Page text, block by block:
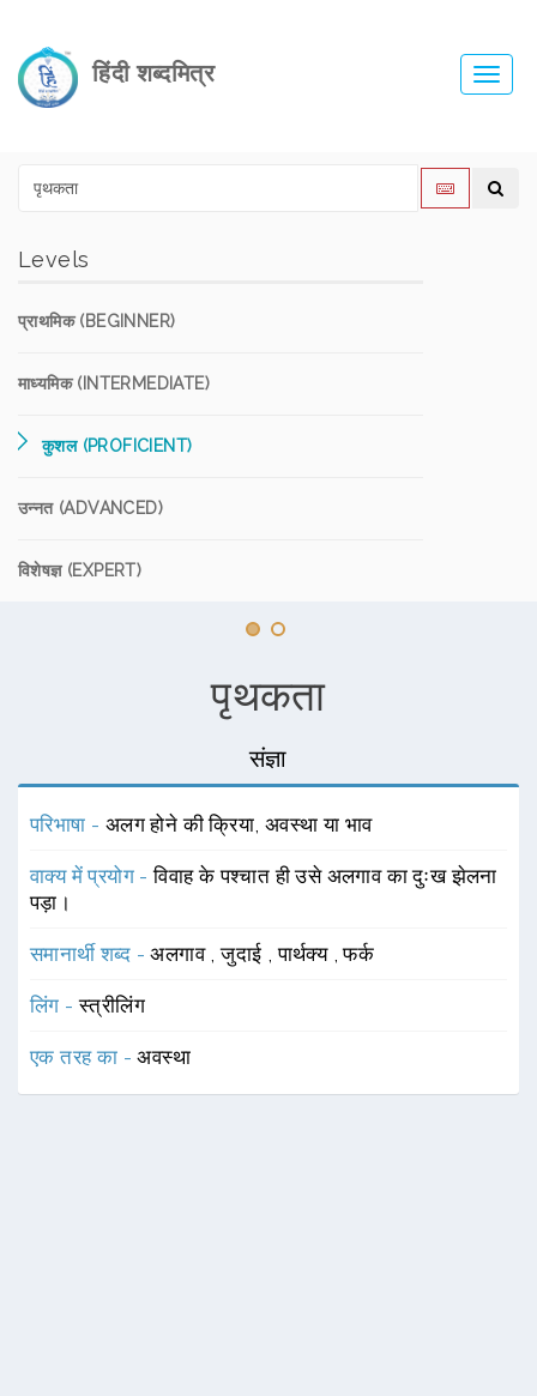
हिंदी शब्दमित्र
Levels
प्राथमिक (BEGINNER)
माध्यमिक (INTERMEDIATE)
कुशल (PROFICIENT)
उन्नत (ADVANCED)
विशेषज्ञ (EXPERT)
पृथकता
संज्ञा
परिभाषा - अलग होने की क्रिया, अवस्था या भाव
वाक्य में प्रयोग -विवाह के पश्चात ही उसे अलगाव का दुःख झेलना
पड़ा।
समानार्थी शब्द -अलगाव ,जुदाई ,पार्थक्य ,फर्क
लिंग -स्त्रीलिंग
एक तरह का -अवस्था